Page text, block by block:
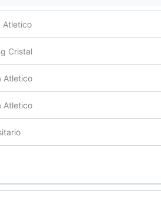
Atletico
Cristal
Atletico
Atletico